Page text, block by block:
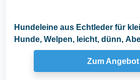
Hundeleine aus Echtleder für
Hunde, Welpen, leicht, dünn,
Zum Angebot